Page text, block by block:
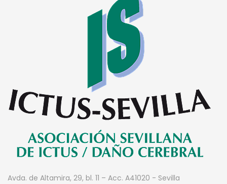
Avda. de Altamira, 29, bl. 11 – Acc. A41020 - Sevilla